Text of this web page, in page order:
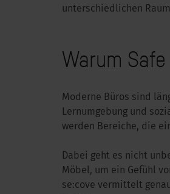
unterschiedlichen
Warum
Moderne Büros sind
Lernumgebung und
werden Bereiche, die
Dabei geht es nicht
Möbel, um ein Gefühl
se:cove vermittelt